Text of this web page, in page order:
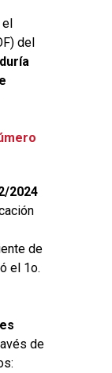
el
del
2024
de
el 1o.
de